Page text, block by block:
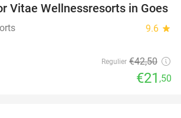
49%
Vitae Wellnessresorts in Goes
9.6 star
Regulier €42,50
€21 ,50